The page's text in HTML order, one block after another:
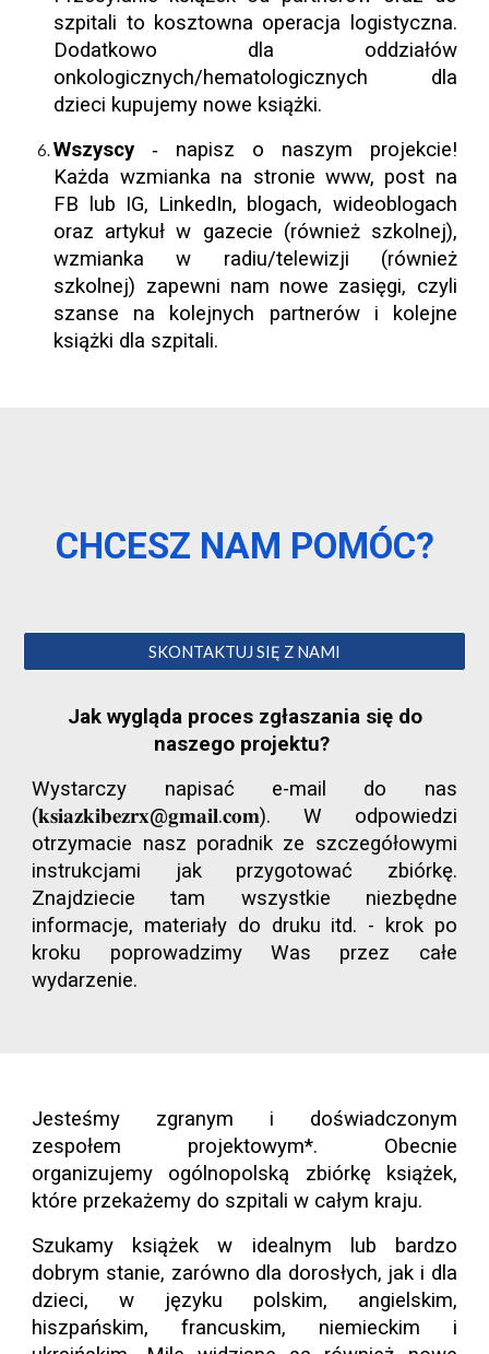
szpitali to kosztowna operacja logistyczna.
Dodatkowo dla oddziałów
onkologicznych/hematologicznych dla
dzieci kupujemy nowe książki.
Wszyscy -
napisz o naszym projekcie!
Każda wzmianka na stronie www, post na
FB lub IG, LinkedIn, blogach, wideoblogach
oraz artykuł w gazecie (również szkolnej),
wzmianka w radiu/telewizji (również
szkolnej) zapewni nam nowe zasięgi, czyli
szanse na kolejnych partnerów i kolejne
książki dla szpitali.
CHCESZ NAM POMÓC?
SKONTAKTUJ SIĘ Z NAMI
Jak wygląda proces zgłaszania się do
naszego projektu?
Wystarczy napisać e-mail do nas
(𝐤𝐬𝐢𝐚𝐳𝐤𝐢𝐛𝐞𝐳𝐫𝐱@𝐠𝐦𝐚𝐢𝐥.𝐜𝐨𝐦). W odpowiedzi
otrzymacie nasz poradnik ze szczegółowymi
instrukcjami jak przygotować zbiórkę.
Znajdziecie tam wszystkie niezbędne
informacje, materiały do druku itd. - krok po
kroku poprowadzimy Was przez całe
wydarzenie.
Jesteśmy zgranym i doświadczonym
zespołem projektowym*. Obecnie
organizujemy ogólnopolską zbiórkę książek,
które przekażemy do szpitali w całym kraju.
Szukamy książek w idealnym lub bardzo
dobrym stanie, zarówno dla dorosłych, jak i dla
dzieci, w języku polskim, angielskim,
hiszpańskim, francuskim, niemieckim i